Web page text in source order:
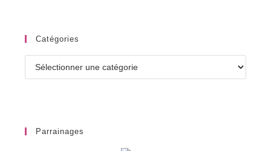
Catégories
Parrainages